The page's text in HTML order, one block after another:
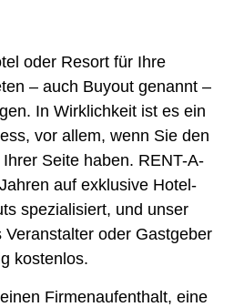
oder Resort für Ihre
– auch Buyout genannt –
In Wirklichkeit ist es ein
vor allem, wenn Sie den
Seite haben. RENT-A-
auf exklusive Hotel-
spezialisiert, und unser
oder Gastgeber
kostenlos.
Firmenaufenthalt, eine